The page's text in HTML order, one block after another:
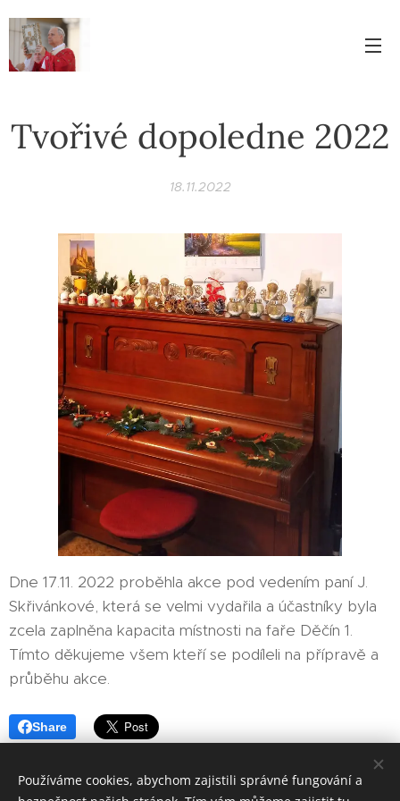
Tvořivé dopoledne 2022
18.11.2022
Dne 17.11. 2022 proběhla akce pod vedením paní J.
Skřivánkové, která se velmi vydařila a účastníky byla
zcela zaplněna kapacita místnosti na faře Děčín 1.
Tímto děkujeme všem kteří se podíleli na přípravě a
průběhu akce.
Share
Používáme cookies, abychom zajistili správné fungování a